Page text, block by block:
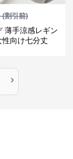
(割引前)
薄手涼感レギン
向け七分丈
›